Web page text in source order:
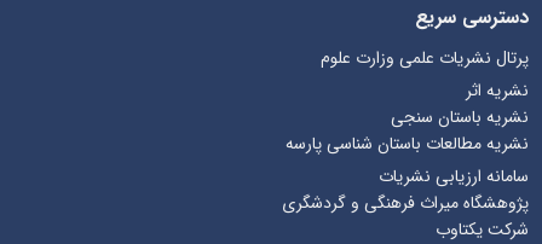
دسترسی سریع
پرتال نشریات علمی وزارت علوم
نشریه اثر
نشریه باستان سنجی
نشریه مطالعات باستان شناسی پارسه
سامانه ارزیابی نشریات
پژوهشگاه میراث فرهنگی و گردشگری
شرکت یکتاوب